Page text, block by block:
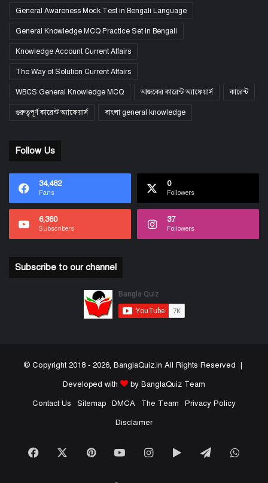
General Awareness Mock Test in Bengali Language
General Knowledge MCQ Practice Set in Bengali
Knowledge Account Current Affairs
The Way of Solution Current Affairs
WBCS General Knowledge MCQ আজকের কারেন্ট অ্যাফেয়ার্স কারেন্ট
গুরুত্বপূর্ণ কারেন্ট অ্যাফেয়ার্স বাংলা general knowledge
Follow Us
34,482
Fans
0
Followers
6,360
Subscribers
37
Followers
Subscribe to our channel
© Copyright 2018 - 2026, BanglaQuiz.in All Rights Reserved |
Developed with
by BanglaQuiz Team
Contact Us
Sitemap DMCA The Team
Privacy Policy
Disclaimer
Facebook PinterestYouTubeInstagram
GoogleTelegram